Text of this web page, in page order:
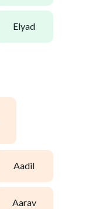
elyad
aadil
aarav